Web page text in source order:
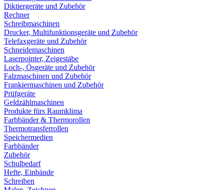
Diktiergeräte und Zubehör
Rechner
Schreibmaschinen
Drucker, Multifunktionsgeräte und Zubehör
Telefaxgeräte und Zubehör
Schneidemaschinen
Laserpointer, Zeigestäbe
Loch-, Ösgeräte und Zubehör
Falzmaschinen und Zubehör
Frankiermaschinen und Zubehör
Prüfgeräte
Geldzählmaschinen
Produkte fürs Raumklima
Farbbänder & Thermorollen
Thermotransferrollen
Speichermedien
Farbbänder
Zubehör
Schulbedarf
Hefte, Einbände
Schreiben